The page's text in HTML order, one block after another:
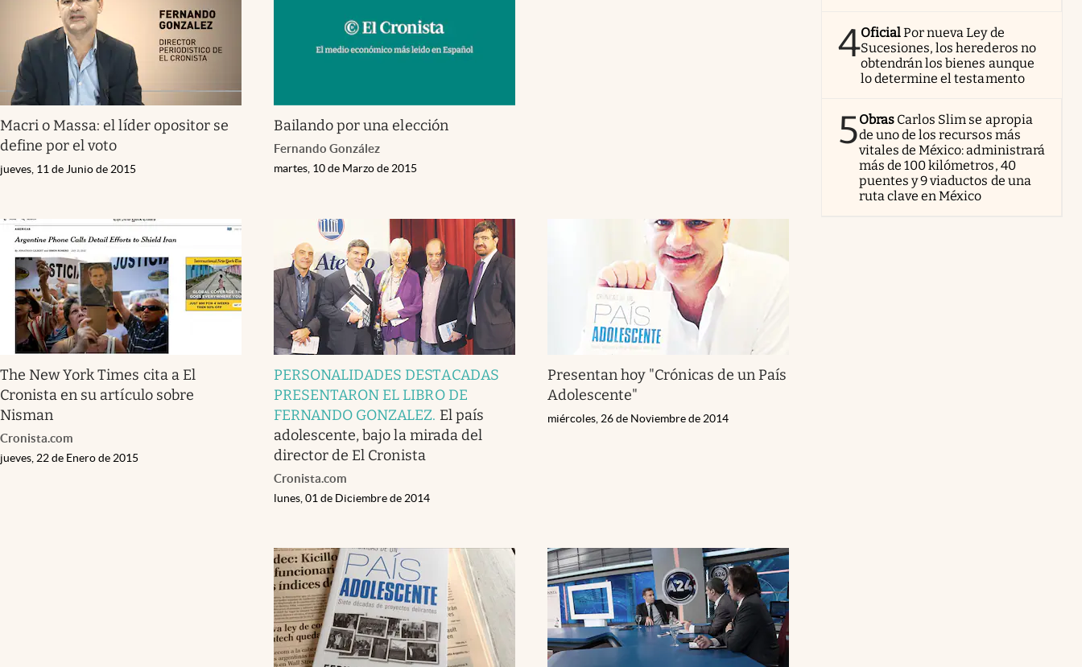
Macri o Massa: el líder opositor se
define por el voto
jueves, 11 de Junio de 2015
Bailando por una elección
Fernando González
martes, 10 de Marzo de 2015
The New York Times cita a El
Cronista en su artículo sobre
Nisman
Cronista.com
jueves, 22 de Enero de 2015
PERSONALIDADES DESTACADAS
PRESENTARON EL LIBRO DE
FERNANDO GONZALEZ. El país
adolescente, bajo la mirada del
director de El Cronista
Cronista.com
lunes, 01 de Diciembre de 2014
Presentan hoy "Crónicas de un País
Adolescente"
miércoles, 26 de Noviembre de 2014
4OficialPor nueva Ley de
Sucesiones, los herederos no
obtendrán los bienes aunque
lo determine el testamento
5Obras Carlos Slim se apropia
de uno de los recursos más
vitales de México: administrará
más de 100 kilómetros, 40
puentes y 9 viaductos de una
ruta clave en México